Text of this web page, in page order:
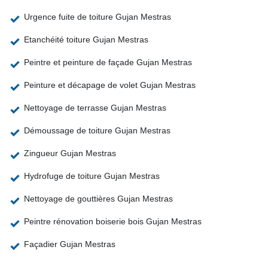
Urgence fuite de toiture Gujan Mestras
Etanchéité toiture Gujan Mestras
Peintre et peinture de façade Gujan Mestras
Peinture et décapage de volet Gujan Mestras
Nettoyage de terrasse Gujan Mestras
Démoussage de toiture Gujan Mestras
Zingueur Gujan Mestras
Hydrofuge de toiture Gujan Mestras
Nettoyage de gouttières Gujan Mestras
Peintre rénovation boiserie bois Gujan Mestras
Façadier Gujan Mestras